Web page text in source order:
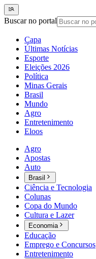
Buscar no portal
Capa
Últimas Notícias
Esporte
Eleições 2026
Política
Minas Gerais
Brasil
Mundo
Agro
Entretenimento
Eloos
Agro
Apostas
Auto
Brasil
Ciência e Tecnologia
Colunas
Copa do Mundo
Cultura e Lazer
Economia
Educação
Emprego e Concursos
Entretenimento